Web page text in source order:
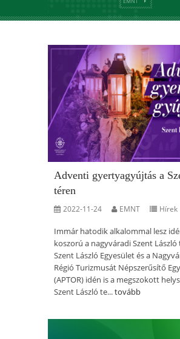
Adventi gyertyagyújtás a
téren
2022-11-24 EMNT Hírek
Immár hatodik alkalommal lesz
koszorú a nagyváradi Szent László
Szent László Egyesület és a
Régió Turizmusát Népszerűsítő
(APTOR) idén is a megszokott
Szent László te...tovább